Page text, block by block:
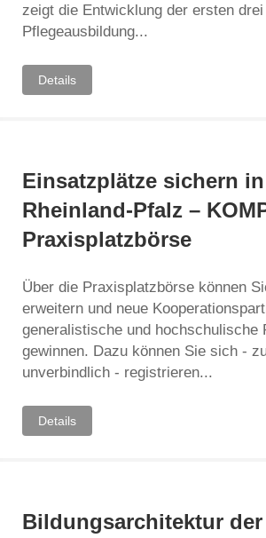
zeigt die Entwicklung der ersten
Pflegeausbildung...
Details
Einsatzplätze sichern in
Rheinland-Pfalz –
Praxisplatzbörse
Über die Praxisplatzbörse können
erweitern und neue
generalistische und hochschulische
gewinnen. Dazu können Sie sich -
unverbindlich - registrieren...
Details
Bildungsarchitektur